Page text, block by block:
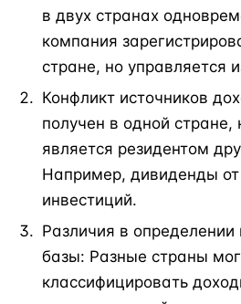
в двух странах
компания
стране, но управляется
Конфликт источников
получен в одной стране,
является резидентом
Например, дивиденды
инвестиций.
Различия в
базы: Разные страны
классифицировать